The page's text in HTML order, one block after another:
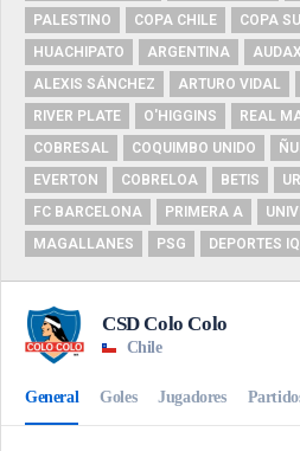
PALESTINO
COPA CHILE
COPA
HUACHIPATO
ARGENTINA
ALEXIS SÁNCHEZ
ARTURO VIDAL
RIVER PLATE
O'HIGGINS REAL
COBRESAL
COQUIMBO UNIDO
EVERTON
COBRELOA BETIS
FC BARCELONA
PRIMERA A
MAGALLANES
PSG DEPORTES